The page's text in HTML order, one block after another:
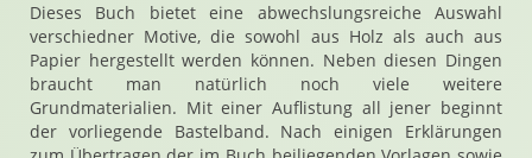
Dieses Buch bietet eine abwechslungsreiche Auswahl
verschiedner Motive, die sowohl aus Holz als auch aus
Papier hergestellt werden können. Neben diesen Dingen
braucht man natürlich noch viele weitere
Grundmaterialien. Mit einer Auflistung all jener beginnt
der vorliegende Bastelband. Nach einigen Erklärungen